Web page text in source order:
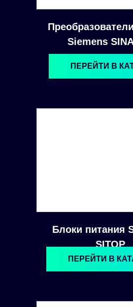
Siemens
Блоки питания
SITOP
ПЕРЕЙТИ В
ПЕРЕЙТИ В